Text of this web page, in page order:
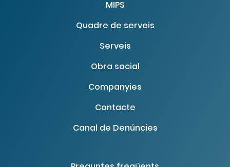
MIPS
Quadre de serveis
Serveis
Obra social
Companyies
Contacte
Canal de Denúncies